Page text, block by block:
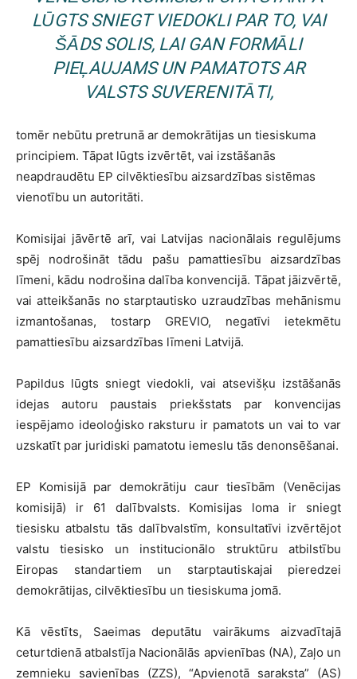
LŪGTS SNIEGT VIEDOKLI PAR TO, VAI
ŠĀDS SOLIS, LAI GAN FORMĀLI
PIEĻAUJAMS UN PAMATOTS AR
VALSTS SUVERENITĀTI,
tomēr nebūtu pretrunā ar demokrātijas un tiesiskuma
principiem. Tāpat lūgts izvērtēt, vai izstāšanās
neapdraudētu EP cilvēktiesību aizsardzības sistēmas
vienotību un autoritāti.
Komisijai jāvērtē arī, vai Latvijas nacionālais regulējums
spēj nodrošināt tādu pašu pamattiesību aizsardzības
līmeni, kādu nodrošina dalība konvencijā. Tāpat jāizvērtē,
vai atteikšanās no starptautisko uzraudzības mehānismu
izmantošanas, tostarp GREVIO, negatīvi ietekmētu
pamattiesību aizsardzības līmeni Latvijā.
Papildus lūgts sniegt viedokli, vai atsevišķu izstāšanās
idejas autoru paustais priekšstats par konvencijas
iespējamo ideoloģisko raksturu ir pamatots un vai to var
uzskatīt par juridiski pamatotu iemeslu tās denonsēšanai.
EP Komisijā par demokrātiju caur tiesībām (Venēcijas
komisijā) ir 61 dalībvalsts. Komisijas loma ir sniegt
tiesisku atbalstu tās dalībvalstīm, konsultatīvi izvērtējot
valstu tiesisko un institucionālo struktūru atbilstību
Eiropas standartiem un starptautiskajai pieredzei
demokrātijas, cilvēktiesību un tiesiskuma jomā.
Kā vēstīts, Saeimas deputātu vairākums aizvadītajā
ceturtdienā atbalstīja Nacionālās apvienības (NA), Zaļo un
zemnieku savienības (ZZS), “Apvienotā saraksta” (AS)